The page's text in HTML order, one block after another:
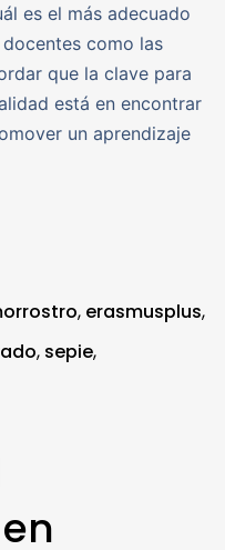
es el más adecuado
como las
que la clave para
está en encontrar
un aprendizaje
, erasmusplus,
, sepie,